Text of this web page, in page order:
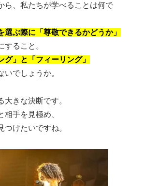
ら、私たちが学べることは何で
選ぶ際に「尊敬できるかどうか」
すること。
グ」と「フィーリング」
いでしょうか。
大きな決断です。
相手を見極め、
つけたいですね。